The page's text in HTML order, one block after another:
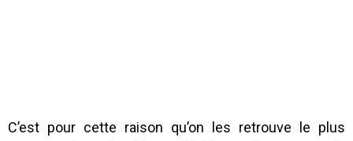
C’est pour cette raison qu’on les retrouve le plus